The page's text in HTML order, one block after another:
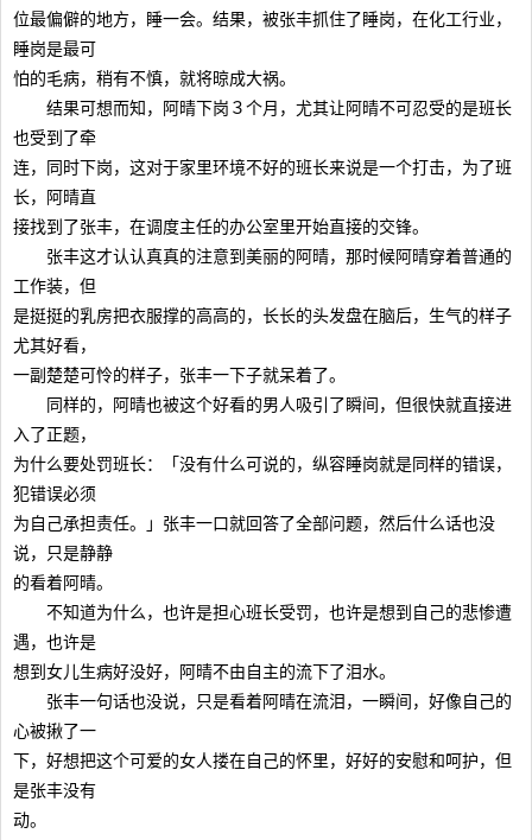
位最偏僻的地方，睡一会。结果，被张丰抓住了睡岗，在化工行业，
睡岗是最可
怕的毛病，稍有不慎，就将晾成大祸。
结果可想而知，阿晴下岗３个月，尤其让阿晴不可忍受的是班长
也受到了牵
连，同时下岗，这对于家里环境不好的班长来说是一个打击，为了班
长，阿晴直
接找到了张丰，在调度主任的办公室里开始直接的交锋。
张丰这才认认真真的注意到美丽的阿晴，那时候阿晴穿着普通的
工作装，但
是挺挺的乳房把衣服撑的高高的，长长的头发盘在脑后，生气的样子
尤其好看，
一副楚楚可怜的样子，张丰一下子就呆着了。
同样的，阿晴也被这个好看的男人吸引了瞬间，但很快就直接进
入了正题，
为什么要处罚班长：「没有什么可说的，纵容睡岗就是同样的错误，
犯错误必须
为自己承担责任。」张丰一口就回答了全部问题，然后什么话也没
说，只是静静
的看着阿晴。
不知道为什么，也许是担心班长受罚，也许是想到自己的悲惨遭
遇，也许是
想到女儿生病好没好，阿晴不由自主的流下了泪水。
张丰一句话也没说，只是看着阿晴在流泪，一瞬间，好像自己的
心被揪了一
下，好想把这个可爱的女人搂在自己的怀里，好好的安慰和呵护，但
是张丰没有
动。